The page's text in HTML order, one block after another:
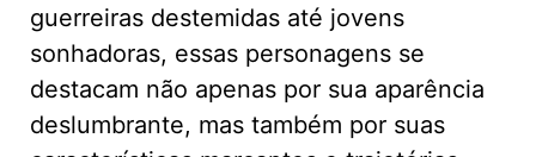
guerreiras destemidas até jovens
sonhadoras, essas personagens se
destacam não apenas por sua aparência
deslumbrante, mas também por suas